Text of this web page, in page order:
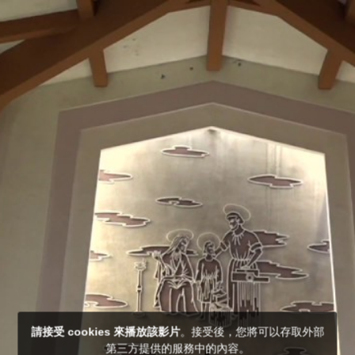
請接受 cookies 來播放該影片。接受後，您將可以存取外部
第三方提供的服務中的內容。